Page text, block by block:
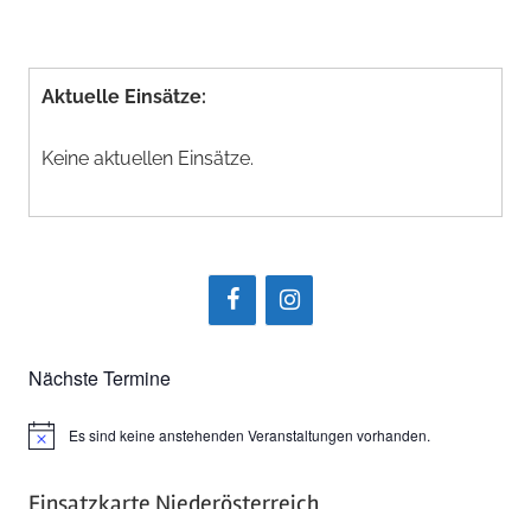
Aktuelle Einsätze:
Keine aktuellen Einsätze.
Nächste Termine
HinweisEs sind keine anstehenden Veranstaltungen vorhanden.